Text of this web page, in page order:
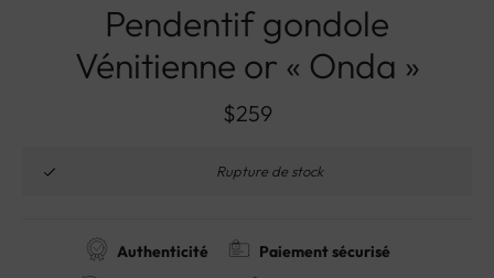
Pendentif gondole
Vénitienne or « Onda »
$259
Rupture de stock
Authenticité
Paiement sécurisé